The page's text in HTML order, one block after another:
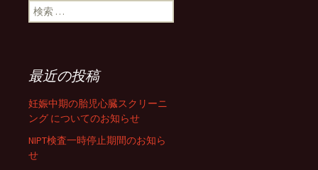
検索:
最近の投稿
妊娠中期の胎児心臓スクリーニ
ング についてのお知らせ
NIPT検査一時停止期間のお知ら
せ